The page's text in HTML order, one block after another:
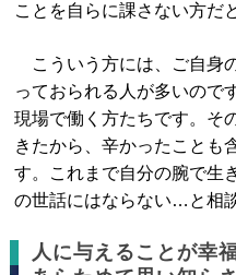
ことを自らに課さない方だ
こういう方には、ご自身
っておられる人が多いので
現場で働く方たちです。そ
きたから、辛かったことも
す。これまで自分の腕で生
の世話にはならない…と相
人に与えることが幸